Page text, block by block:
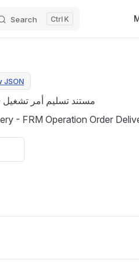
Search K
JSON
مستند تسليم أمر
- FRM Operation Order